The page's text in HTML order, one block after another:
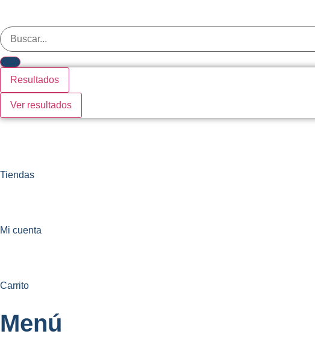
Search
...
Resultados
Ver resultados
Tiendas
Mi cuenta
Carrito
Menú